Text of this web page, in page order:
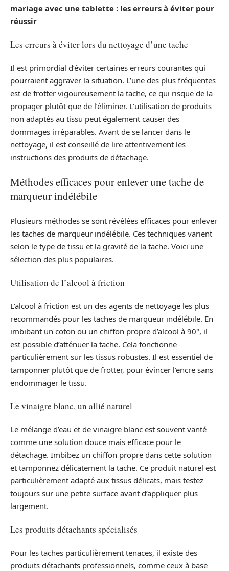
mariage avec une tablette : les erreurs à éviter pour
réussir
Les erreurs à éviter lors du nettoyage d’une tache
Il est primordial d’éviter certaines erreurs courantes qui
pourraient aggraver la situation. L’une des plus fréquentes
est de frotter vigoureusement la tache, ce qui risque de la
propager plutôt que de l’éliminer. L’utilisation de produits
non adaptés au tissu peut également causer des
dommages irréparables. Avant de se lancer dans le
nettoyage, il est conseillé de lire attentivement les
instructions des produits de détachage.
Méthodes efficaces pour enlever une tache de
marqueur indélébile
Plusieurs méthodes se sont révélées efficaces pour enlever
les taches de marqueur indélébile. Ces techniques varient
selon le type de tissu et la gravité de la tache. Voici une
sélection des plus populaires.
Utilisation de l’alcool à friction
L’alcool à friction est un des agents de nettoyage les plus
recommandés pour les taches de marqueur indélébile. En
imbibant un coton ou un chiffon propre d’alcool à 90°, il
est possible d’atténuer la tache. Cela fonctionne
particulièrement sur les tissus robustes. Il est essentiel de
tamponner plutôt que de frotter, pour évincer l’encre sans
endommager le tissu.
Le vinaigre blanc, un allié naturel
Le mélange d’eau et de vinaigre blanc est souvent vanté
comme une solution douce mais efficace pour le
détachage. Imbibez un chiffon propre dans cette solution
et tamponnez délicatement la tache. Ce produit naturel est
particulièrement adapté aux tissus délicats, mais testez
toujours sur une petite surface avant d’appliquer plus
largement.
Les produits détachants spécialisés
Pour les taches particulièrement tenaces, il existe des
produits détachants professionnels, comme ceux à base